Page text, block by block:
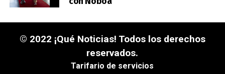
© 2022 ¡Qué Noticias! Todos los derechos
reservados.
Tarifario de servicios